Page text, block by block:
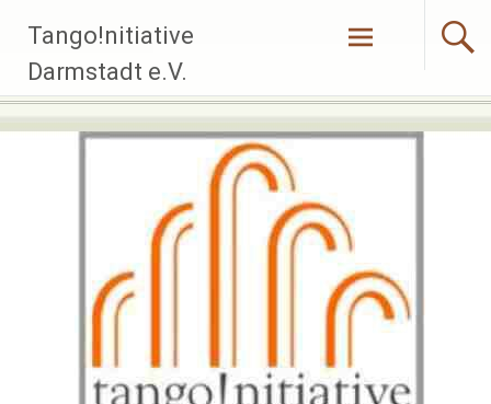
Inhalt
springen
Tango!nitiative
Darmstadt e.V.